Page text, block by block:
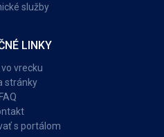
služby
LINKY
vrecku
stránky
FAQ
s portálom